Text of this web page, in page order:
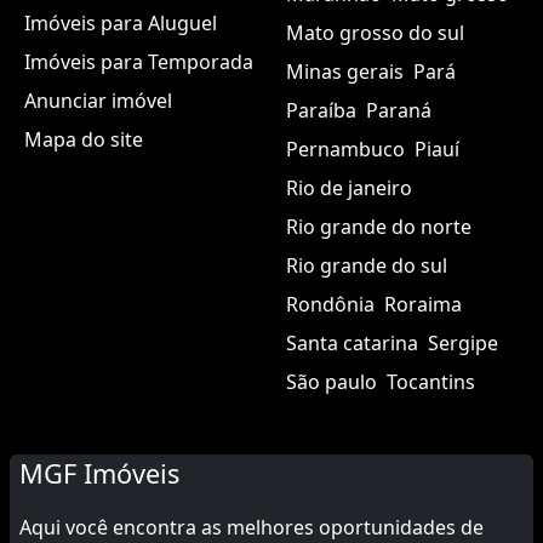
Imóveis para Aluguel
Imóveis para Temporada
Anunciar imóvel
Mapa do site
Mato grosso do sul
Minas gerais Pará
Paraíba Paraná
Pernambuco Piauí
Rio de janeiro
Rio grande do norte
Rio grande do sul
Rondônia Roraima
Santa catarina Sergipe
São paulo Tocantins
MGF Imóveis
Aqui você encontra as melhores oportunidades de